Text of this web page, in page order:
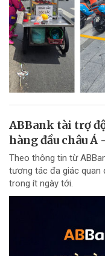
ABBank tài trợ
hàng đầu châu Á
Theo thông tin từ
tương tác đa giác quan
trong ít ngày tới.